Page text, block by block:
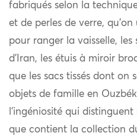
fabriqués selon la
et de perles de verre,
pour ranger la vaisselle, les
d’Iran, les étuis à miroir
que les sacs tissés dont on
objets de famille en
l’ingéniosité qui
que contient la collection